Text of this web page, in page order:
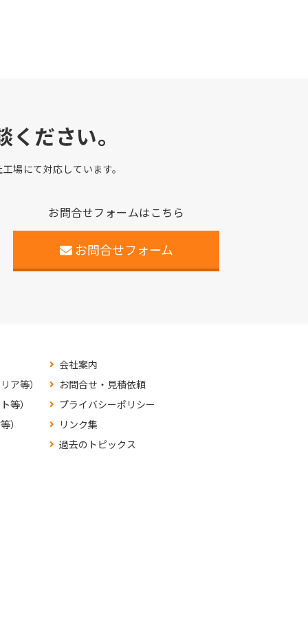
ださい。
場にて対応しています。
お問合せフォームはこちら
お問合せフォーム
ア等）
等）
）
会社案内
お問合せ・見積依頼
プライバシーポリシー
リンク集
過去のトピックス